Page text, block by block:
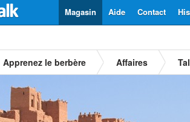
Contact
Aide
Magasin
Apprenez le berbère Affaires